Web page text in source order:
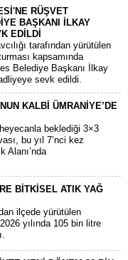
RÜŞVET
BAŞKANI İLKAY
EDİLDİ
tarafından yürütülen
kapsamında
Belediye Başkanı İlkay
sevk edildi.
KALBİ ÜMRANİYE’DE
beklediği 3×3
bu yıl 7’nci kez
Alanı’nda
BİTKİSEL ATIK YAĞ
ilçede yürütülen
yılında 105 bin litre